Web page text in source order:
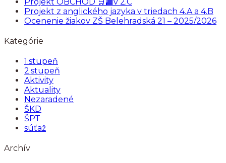
Projekt z anglického jazyka v triedach 4.A a 4.B
Ocenenie žiakov ZŠ Belehradská 21 – 2025/2026
Kategórie
1.stupeň
2.stupeň
Aktivity
Aktuality
Nezaradené
ŠKD
ŠPT
súťaž
Archív